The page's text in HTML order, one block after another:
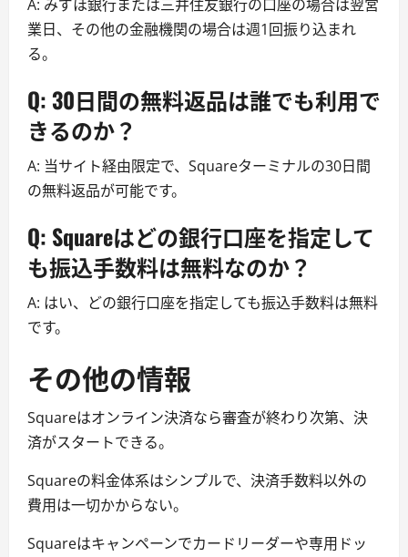
A: みずほ銀行または三井住友銀行の口座の場合は翌営
業日、その他の金融機関の場合は週1回振り込まれ
る。
Q: 30日間の無料返品は誰でも利用で
きるのか？
A: 当サイト経由限定で、Squareターミナルの30日間
の無料返品が可能です。
Q: Squareはどの銀行口座を指定して
も振込手数料は無料なのか？
A: はい、どの銀行口座を指定しても振込手数料は無料
です。
その他の情報
Squareはオンライン決済なら審査が終わり次第、決
済がスタートできる。
Squareの料金体系はシンプルで、決済手数料以外の
費用は一切かからない。
Squareはキャンペーンでカードリーダーや専用ドッ